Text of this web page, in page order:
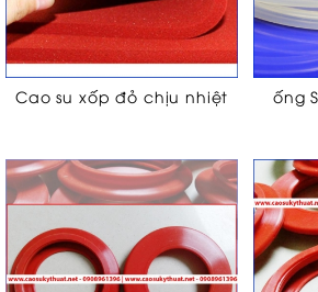
Cao su xốp đỏ chịu nhiệt ống